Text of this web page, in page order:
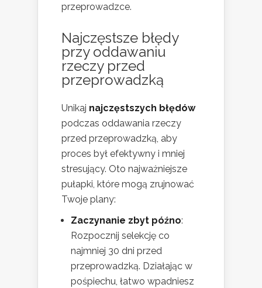
przeprowadzce.
Najczęstsze błędy
przy oddawaniu
rzeczy przed
przeprowadzką
Unikaj najczęstszych błędów
podczas oddawania rzeczy
przed przeprowadzką, aby
proces był efektywny i mniej
stresujący. Oto najważniejsze
pułapki, które mogą zrujnować
Twoje plany:
Zaczynanie zbyt późno:
Rozpocznij selekcję co
najmniej 30 dni przed
przeprowadzką. Działając w
pośpiechu, łatwo wpadniesz